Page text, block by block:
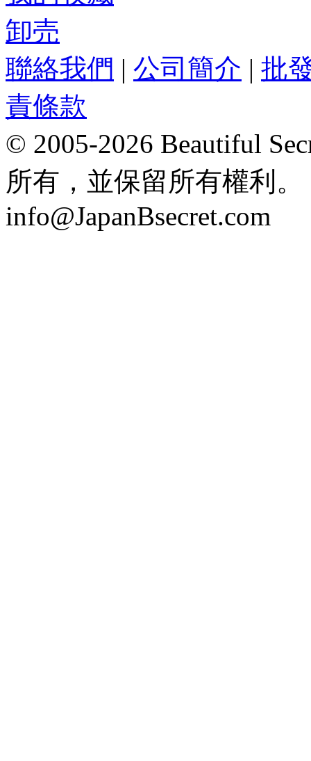
卸売
聯絡我們 | 公司簡介 | 批
責條款
© 2005-2026 Beautiful
所有，並保留所有權利。
info@JapanBsecret.com